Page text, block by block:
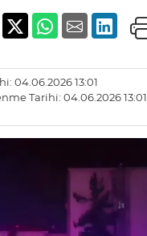
04.06.2026 13:01
Tarihi: 04.06.2026 13:01